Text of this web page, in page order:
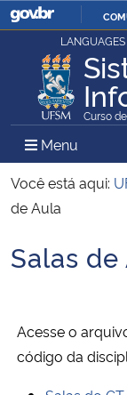
Ministério da Justiça e
Ministério da Defesa
Ministério das Relações
Ministério da
Ministério da Educação
LANGUAGES
Curso
Menu
Você está aqui:
de Aula
Início do
Salas de
Acesse o
código da